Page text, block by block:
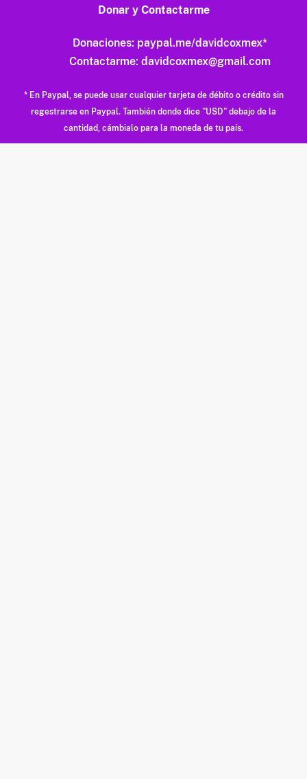
Donar y Contactarme
Donaciones: paypal.me/davidcoxmex*
Contactarme: davidcoxmex@gmail.com
* En Paypal, se puede usar cualquier tarjeta de débito o crédito sin
regestrarse en Paypal. También donde dice "USD" debajo de la
cantidad, cámbialo para la moneda de tu país.